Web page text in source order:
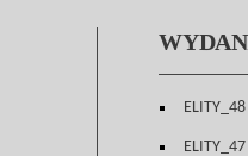
ELITY_48
ELITY_47